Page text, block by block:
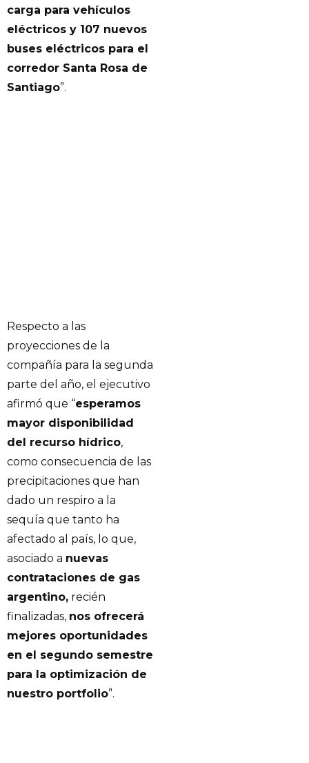
carga para vehículos
eléctricos y 107 nuevos
buses eléctricos para el
corredor Santa Rosa de
Santiago”.
Respecto a las
proyecciones de la
compañía para la segunda
parte del año, el ejecutivo
afirmó que “esperamos
mayor disponibilidad
del recurso hídrico,
como consecuencia de las
precipitaciones que han
dado un respiro a la
sequía que tanto ha
afectado al país, lo que,
asociado a nuevas
contrataciones de gas
argentino, recién
finalizadas, nos ofrecerá
mejores oportunidades
en el segundo semestre
para la optimización de
nuestro portfolio”.